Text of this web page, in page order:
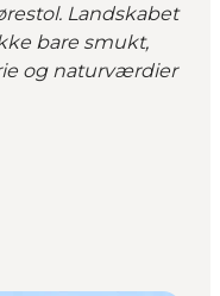
Landskabet
bare smukt,
og naturværdier
Sø,
Stubbergård Sø, Mosestien